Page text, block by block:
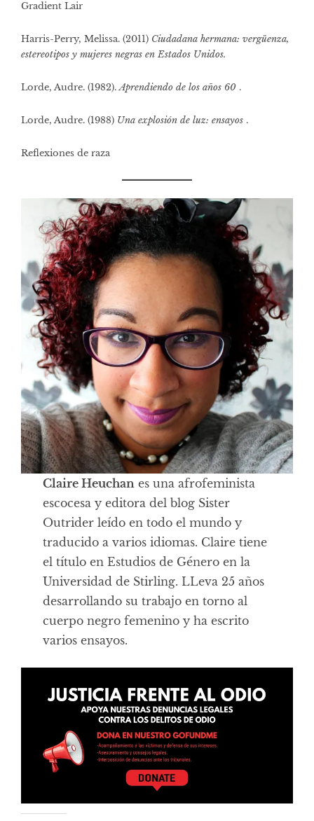
Gradient Lair
Harris-Perry, Melissa. (2011) Ciudadana hermana: vergüenza,
estereotipos y mujeres negras en Estados Unidos.
Lorde, Audre. (1982).Aprendiendo de los años 60 .
Lorde, Audre. (1988) Una explosión de luz: ensayos .
Reflexiones de raza
Claire Heuchan es una afrofeminista
escocesa y editora del blog Sister
Outrider leído en todo el mundo y
traducido a varios idiomas. Claire tiene
el título en Estudios de Género en la
Universidad de Stirling. LLeva 25 años
desarrollando su trabajo en torno al
cuerpo negro femenino y ha escrito
varios ensayos.